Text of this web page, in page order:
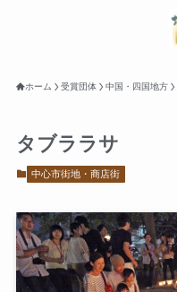
ホーム 受賞団体 中国・四国地方
タブララサ
中心市街地・商店街